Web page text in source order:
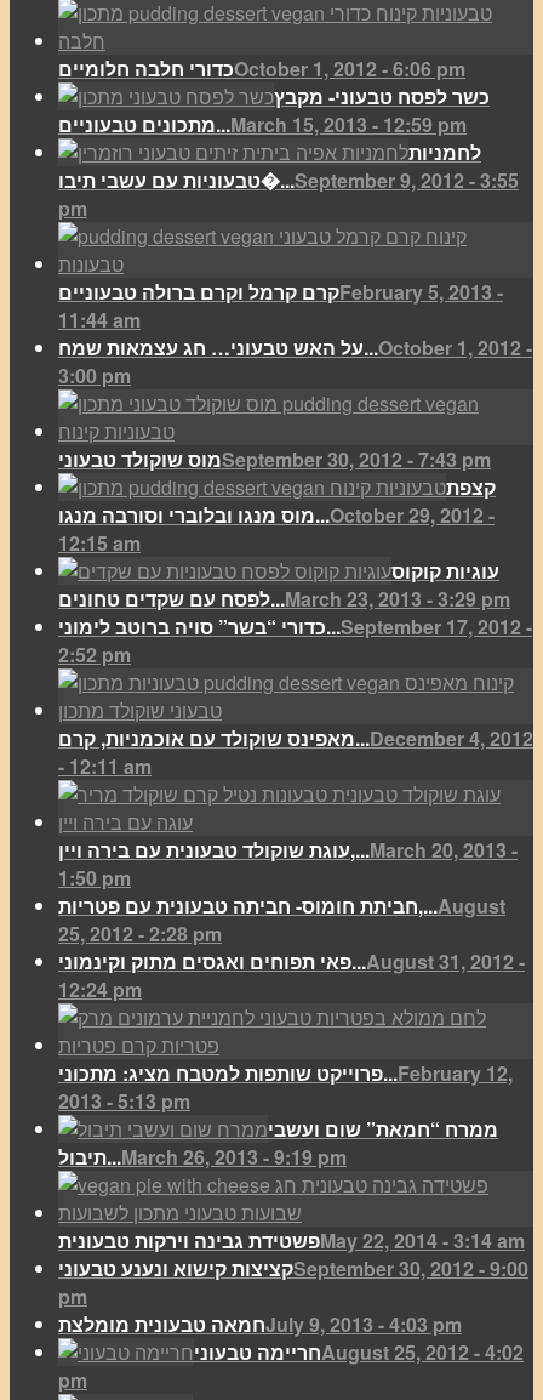
כדורי חלבה חלומייםOctober 1, 2012 - 6:06 pm
כשר לפסח טבעוני- מקבץ
מתכונים טבעוניים...March 15, 2013 - 12:59 pm
לחמניות
טבעוניות עם עשבי תיבו�...September 9, 2012 - 3:55
pm
קרם קרמל וקרם ברולה טבעונייםFebruary 5, 2013 -
11:44 am
על האש טבעוני… חג עצמאות שמח...October 1, 2012 -
3:00 pm
מוס שוקולד טבעוניSeptember 30, 2012 - 7:43 pm
קצפת
מוס מנגו ובלוברי וסורבה מנגו...October 29, 2012 -
12:15 am
עוגיות קוקוס
לפסח עם שקדים טחונים...March 23, 2013 - 3:29 pm
כדורי “בשר” סויה ברוטב לימוני...September 17, 2012 -
2:52 pm
מאפינס שוקולד עם אוכמניות, קרם...December 4, 2012
- 12:11 am
עוגת שוקולד טבעונית עם בירה ויין,...March 20, 2013 -
1:50 pm
חביתת חומוס- חביתה טבעונית עם פטריות,...August
25, 2012 - 2:28 pm
פאי תפוחים ואגסים מתוק וקינמוני...August 31, 2012 -
12:24 pm
פרוייקט שותפות למטבח מציג: מתכוני...February 12,
2013 - 5:13 pm
ממרח “חמאת” שום ועשבי
תיבול...March 26, 2013 - 9:19 pm
פשטידת גבינה וירקות טבעוניתMay 22, 2014 - 3:14 am
קציצות קישוא ונענע טבעוניSeptember 30, 2012 - 9:00
pm
חמאה טבעונית מומלצתJuly 9, 2013 - 4:03 pm
חריימה טבעוניAugust 25, 2012 - 4:02
pm